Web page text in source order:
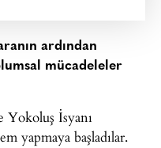
ardından
mücadeleler
İsyanı
yapmaya başladılar.